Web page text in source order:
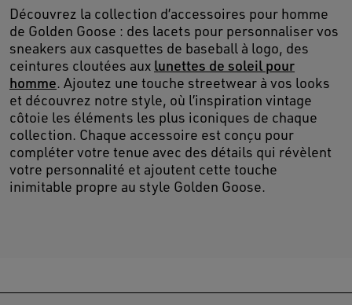
Découvrez la collection d’accessoires pour homme
de Golden Goose : des lacets pour personnaliser vos
sneakers aux casquettes de baseball à logo, des
ceintures cloutées aux lunettes de soleil pour
homme. Ajoutez une touche streetwear à vos looks
et découvrez notre style, où l’inspiration vintage
côtoie les éléments les plus iconiques de chaque
collection. Chaque accessoire est conçu pour
compléter votre tenue avec des détails qui révèlent
votre personnalité et ajoutent cette touche
inimitable propre au style Golden Goose.